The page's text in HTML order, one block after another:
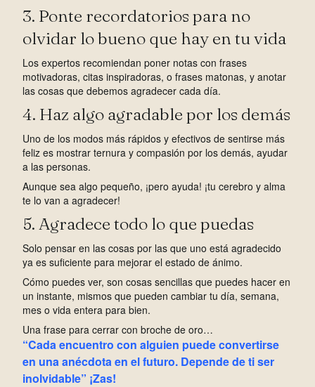
3. Ponte recordatorios para no
olvidar lo bueno que hay en tu vida
Los expertos recomiendan poner notas con frases
motivadoras, citas inspiradoras, o frases matonas, y anotar
las cosas que debemos agradecer cada día.
4. Haz algo agradable por los demás
Uno de los modos más rápidos y efectivos de sentirse más
feliz es mostrar ternura y compasión por los demás, ayudar
a las personas.
Aunque sea algo pequeño, ¡pero ayuda! ¡tu cerebro y alma
te lo van a agradecer!
5. Agradece todo lo que puedas
Solo pensar en las cosas por las que uno está agradecido
ya es suficiente para mejorar el estado de ánimo.
Cómo puedes ver, son cosas sencillas que puedes hacer en
un instante, mismos que pueden cambiar tu día, semana,
mes o vida entera para bien.
Una frase para cerrar con broche de oro…
“Cada encuentro con alguien puede convertirse
en una anécdota en el futuro. Depende de ti ser
inolvidable” ¡Zas!